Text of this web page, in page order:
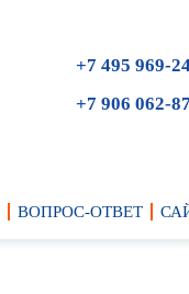
+7 495 969-
+7 906 062-
ВОПРОС-ОТВЕТ